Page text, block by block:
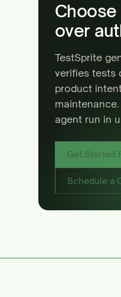
over
TestSprite
verifies tests
product
agent run in
Get Started
Schedule a